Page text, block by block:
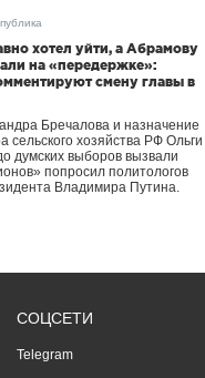
хотел уйти, а Абрамову
на «передержке»:
смену главы в
Бречалова и назначение
сельского хозяйства РФ Ольги
думских выборов вызвали
попросил политологов
Владимира Путина.
СОЦСЕТИ
Telegram